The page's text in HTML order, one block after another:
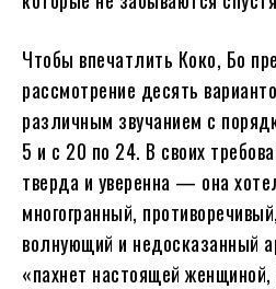
Чтобы впечатлить Коко, Бо
рассмотрение десять
различным звучанием с
5 и с 20 по 24. В своих
тверда и уверенна — она
многогранный,
волнующий и недосказанный
«пахнет настоящей женщиной,